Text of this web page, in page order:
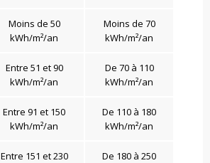
Moins de 50
kWh/m²/an
Moins de 70
kWh/m²/an
Entre 51 et 90
kWh/m²/an
De 70 à 110
kWh/m²/an
Entre 91 et 150
kWh/m²/an
De 110 à 180
kWh/m²/an
Entre 151 et 230
De 180 à 250